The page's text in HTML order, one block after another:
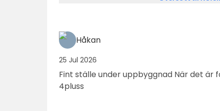
Håkan
25 Jul 2026
Fint ställe under uppbyggnad När det är färdigt kommer det att
4pluss